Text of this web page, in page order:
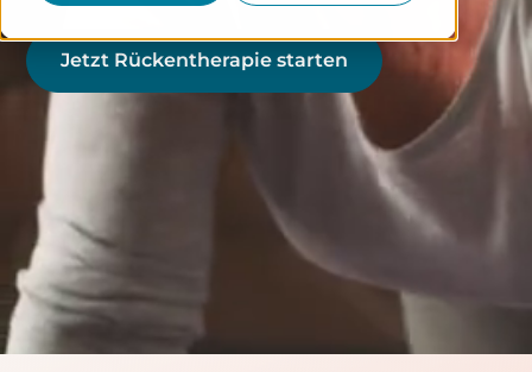
Jetzt Rückentherapie starten